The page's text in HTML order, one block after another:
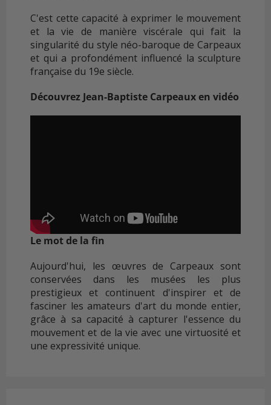
C'est cette capacité à exprimer le mouvement
et la vie de manière viscérale qui fait la
singularité du style néo-baroque de Carpeaux
et qui a profondément influencé la sculpture
française du 19e siècle.
Découvrez Jean-Baptiste Carpeaux en vidéo
Le mot de la fin
Aujourd'hui, les œuvres de Carpeaux sont
conservées dans les musées les plus
prestigieux et continuent d'inspirer et de
fasciner les amateurs d'art du monde entier,
grâce à sa capacité à capturer l'essence du
mouvement et de la vie avec une virtuosité et
une expressivité unique.